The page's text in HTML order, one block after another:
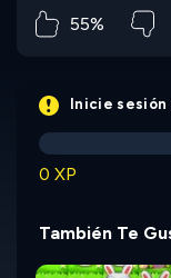
55%
Inicie
0 XP
También Te